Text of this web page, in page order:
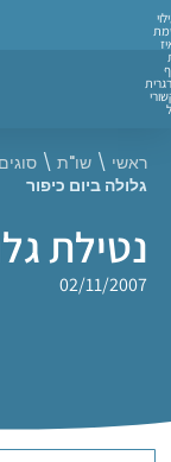
ראשי \ שו"ת \
גלולה ביום כיפור
נטילת
02/11/2007